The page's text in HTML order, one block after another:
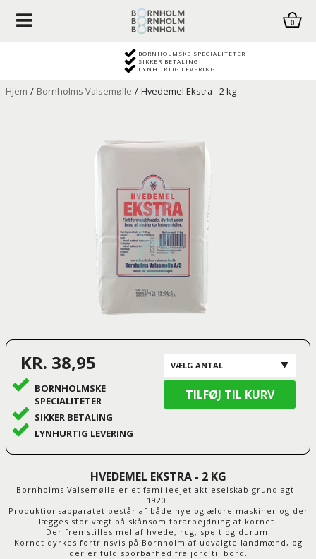
0
BORNHOLMSKE SPECIALITETER
SIKKER BETALING
LYNHURTIG LEVERING
Hjem / Bornholms Valsemølle / Hvedemel Ekstra - 2 kg
KR. 38,95
BORNHOLMSKE
SPECIALITETER
SIKKER BETALING
LYNHURTIG LEVERING
HVEDEMEL EKSTRA - 2 KG
Bornholms Valsemølle er et familieejet aktieselskab grundlagt i
1920.
Produktionsapparatet består af både nye og ældre maskiner og der
lægges stor vægt på skånsom forarbejdning af kornet.
Der fremstilles mel af hvede, rug, spelt og durum.
Kornet dyrkes fortrinsvis på Bornholm af udvalgte landmænd, og
der er fuld sporbarhed fra jord til bord.